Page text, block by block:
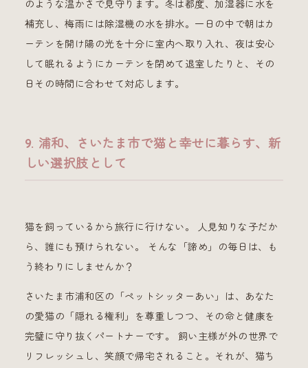
のような温かさで見守ります。冬は都度、加湿器に水を
補充し、梅雨には除湿機の水を排水。一日の中で朝はカ
ーテンを開け陽の光を十分に室内へ取り入れ、夜は安心
して眠れるようにカーテンを閉めて退室したりと、その
日その時間に合わせて対応します。
9. 浦和、さいたま市で猫と幸せに暮らす、新
しい選択肢として
猫を飼っているから旅行に行けない。 人見知りな子だか
ら、誰にも預けられない。 そんな「諦め」の毎日は、も
う終わりにしませんか？
さいたま市浦和区の「ペットシッターあい」は、あなた
の愛猫の「隠れる権利」を尊重しつつ、その命と健康を
完璧に守り抜くパートナーです。 飼い主様が外の世界で
リフレッシュし、笑顔で帰宅されること。それが、猫ち